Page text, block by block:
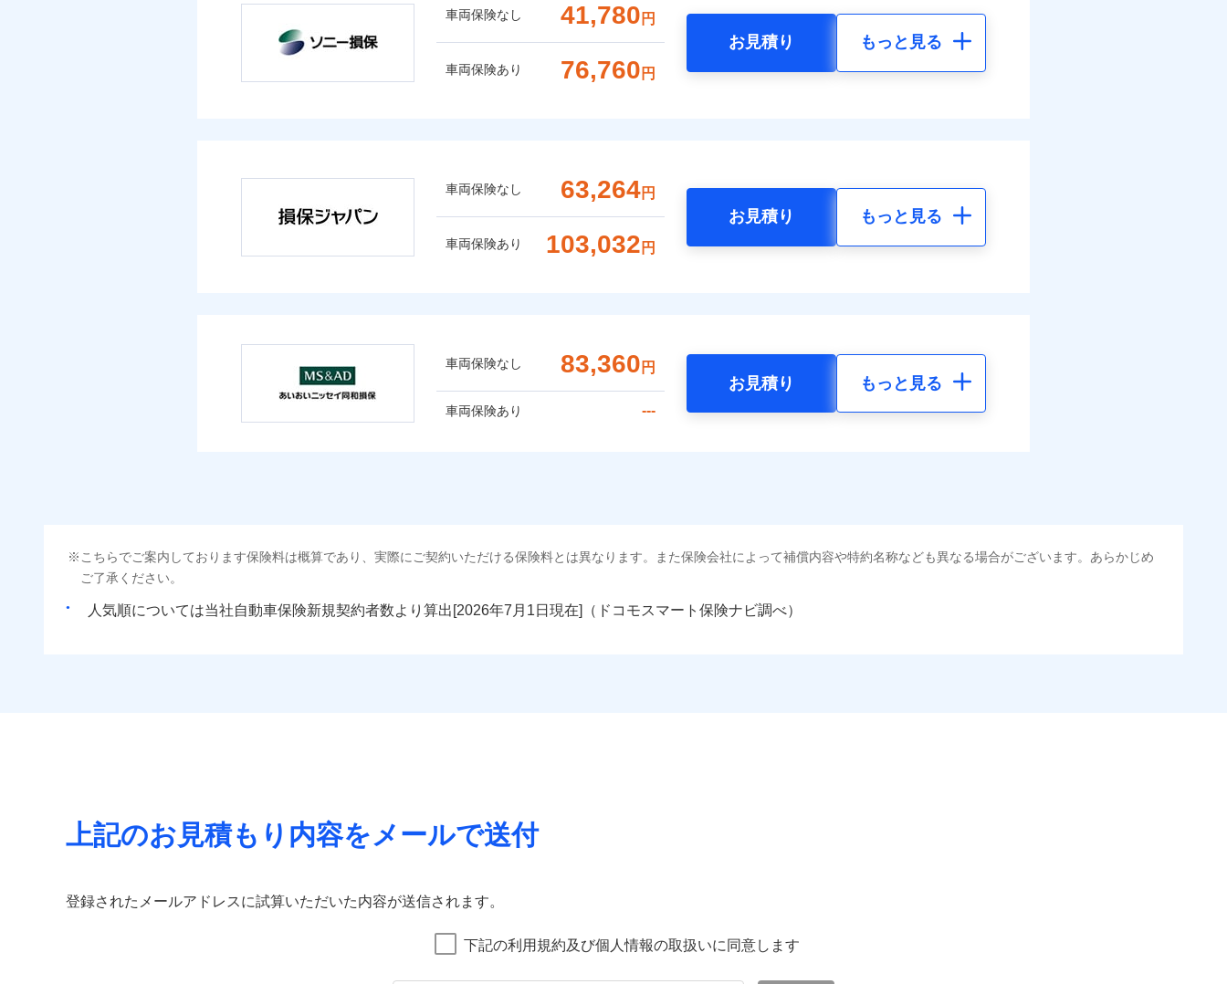
車両保険なし 41,780 円
車両保険あり 76,760 円
お見積り もっと見る
車両保険なし 63,264円
車両保険あり 103,032 円
お見積り もっと見る
車両保険なし 83,360 円
車両保険あり ---
お見積り もっと見る
こちらでご案内しております保険料は概算であり、実際にご契約いただける保険料とは異なります。また保険会社によって補償内容や特約名称なども異なる場合がございます。あらかじめ
ご了承ください。
人気順については当社 新規契約者数より算出[ 年 月 日現在]（ドコモスマート保険ナビ調べ）
上記のお見積もり内容をメールで送付
登録されたメールアドレスに試算いただいた内容が送信されます。
下記の利用規約及び個人情報の取扱いに同意します